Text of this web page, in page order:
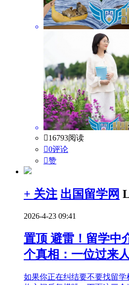
16793阅读
0评论
赞
+ 关注 出国留学网
2026-4-23 09:41
置顶 避雷！留学中
个真相：一位过来
如果你正在纠结要不要找留